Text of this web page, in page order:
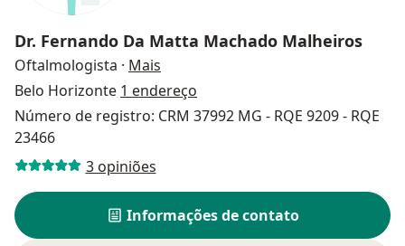
Dr. Fernando Da Matta Machado Malheiros
Oftalmologista · Mais
Belo Horizonte 1 endereço
Número de registro: CRM 37992 MG - RQE 9209 - RQE
23466
3 opiniões
Informações de contato